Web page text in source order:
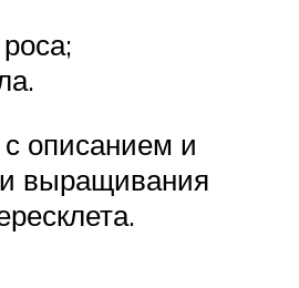
описанием и
выращивания